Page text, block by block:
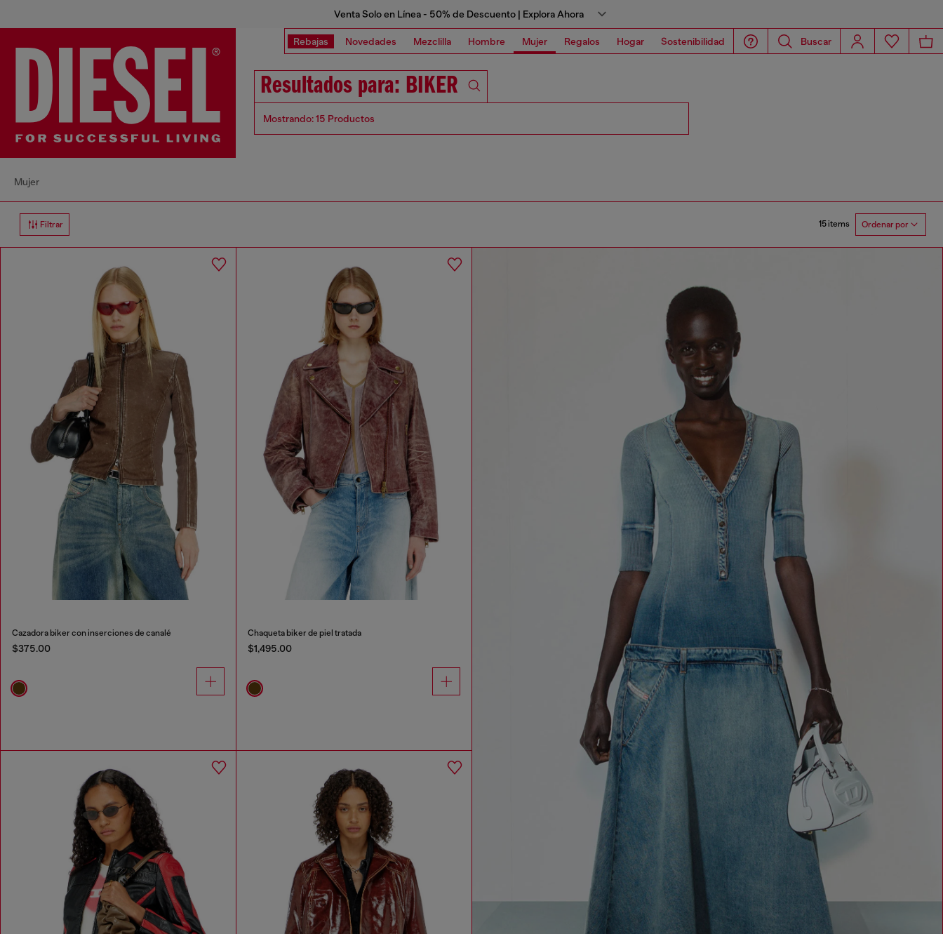
Venta Solo en Línea - 50% de Descuento | Explora Ahora
Rebajas Novedades Mezclilla Hombre Mujer Regalos Hogar Sostenibilidad Buscar
Resultados para: BIKER
Mostrando: 15 Productos
Mujer
Filtrar 15 items Ordenar por
Cazadora biker con inserciones de canalé
$375.00
Chaqueta biker de piel tratada
$1,495.00